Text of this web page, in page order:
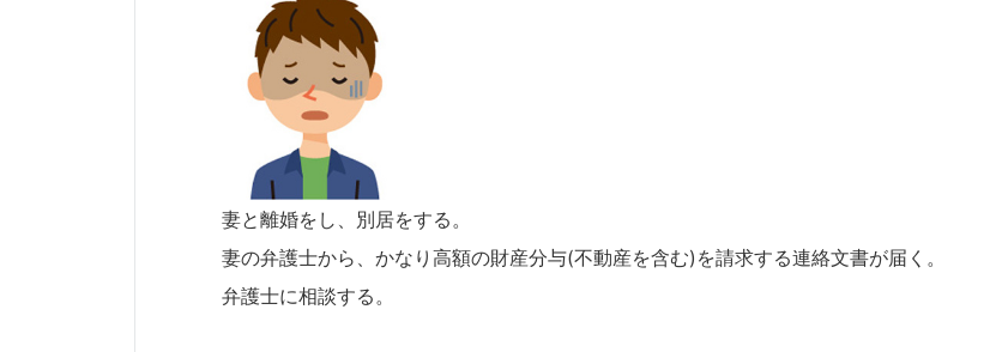
妻と離婚をし、別居をする。
妻の弁護士から、かなり高額の財産分与(不動産を含む)を請求する連絡文書が届く。
弁護士に相談する。